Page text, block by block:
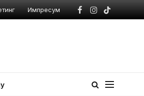
Импресум
Facebook
Instagram
TikTok